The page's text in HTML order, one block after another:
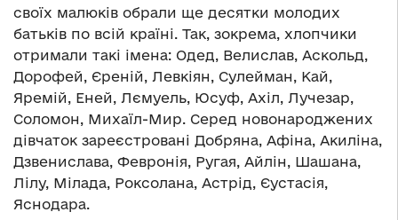
своїх малюків обрали ще десятки молодих
батьків по всій країні. Так, зокрема, хлопчики
отримали такі імена: Одед, Велислав, Аскольд,
Дорофей, Єреній, Левкіян, Сулейман, Кай,
Яремій, Еней, Лємуель, Юсуф, Ахіл, Лучезар,
Соломон, Михаїл-Мир. Серед новонароджених
дівчаток зареєстровані Добряна, Афіна, Акиліна,
Дзвенислава, Февронія, Ругая, Айлін, Шашана,
Лілу, Мілада, Роксолана, Астрід, Єустасія,
Яснодара.